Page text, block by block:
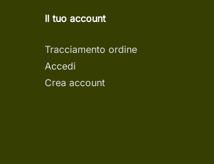
Il tuo account
Tracciamento ordine
Accedi
Crea account